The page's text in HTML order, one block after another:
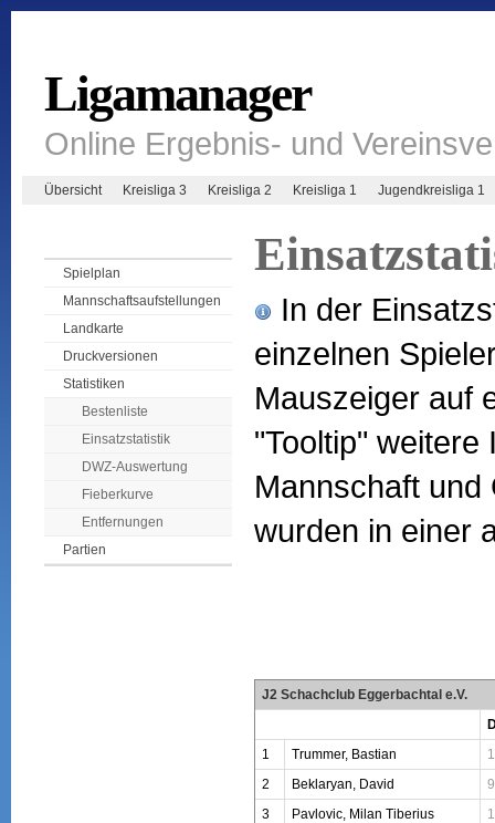
Ligamanager
Online Ergebnis- und
Übersicht Kreisliga 3 Kreisliga 2 Kreisliga 1 Jugendkreisliga 1
Spielplan
Mannschaftsaufstellungen
Landkarte
Druckversionen
Statistiken
Bestenliste
Einsatzstatistik
DWZ-Auswertung
Fieberkurve
Entfernungen
Partien
In der
einzelnen
Mauszeiger auf
"Tooltip"
Mannschaft
wurden in einer
J2 Schachclub Eggerbachtal e.V.
1
Trummer, Bastian
2
Beklaryan, David
3
Pavlovic, Milan Tiberius